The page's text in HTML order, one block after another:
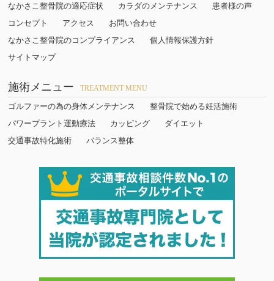
なかさこ整骨院の適応症状
カラダのメンテナンス
患者様の声
コンセプト
アクセス
お問い合わせ
なかさこ整骨院のコンプライアンス
個人情報保護方針
サイトマップ
施術メニュー TREATMENT MENU
ゴルファーの為の身体メンテナンス
整骨院で始める妊活施術
パワープラント運動療法
カッピング
ダイエット
交通事故特化施術
バランス整体